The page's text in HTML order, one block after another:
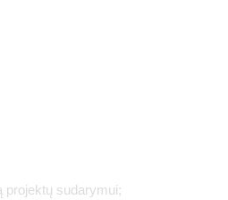
projektų sudarymui;